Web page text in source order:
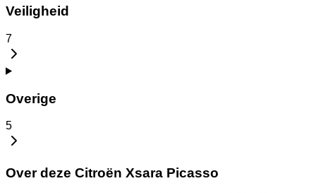
Veiligheid
7
Overige
5
Over deze Citroën Xsara Picasso